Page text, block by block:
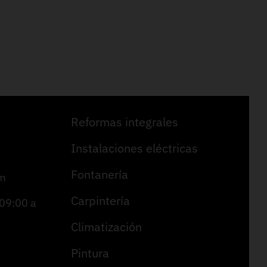
a
Reformas integrales
Instalaciones eléctricas
Fontanería
Carpintería
Climatización
Pintura